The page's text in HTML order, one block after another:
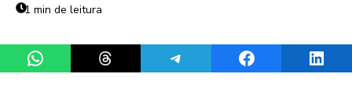
1 min de leitura
Share on WhatsAppShare on ThreadsShare on TelegramShare on Facebook